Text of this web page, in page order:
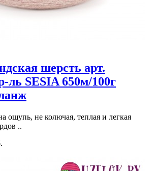
шерсть арт.
ль SESIA 650м/100г
ощупь, не колючая, теплая и легкая
..